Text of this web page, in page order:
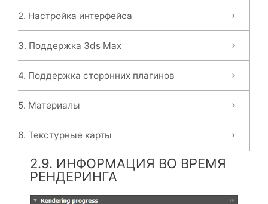
2. Настройка интерфейса
3. Поддержка 3ds Max
4. Поддержка сторонних плагинов
5. Материалы
6. Текстурные карты
2.9. ИНФОРМАЦИЯ ВО ВРЕМЯ
РЕНДЕРИНГА